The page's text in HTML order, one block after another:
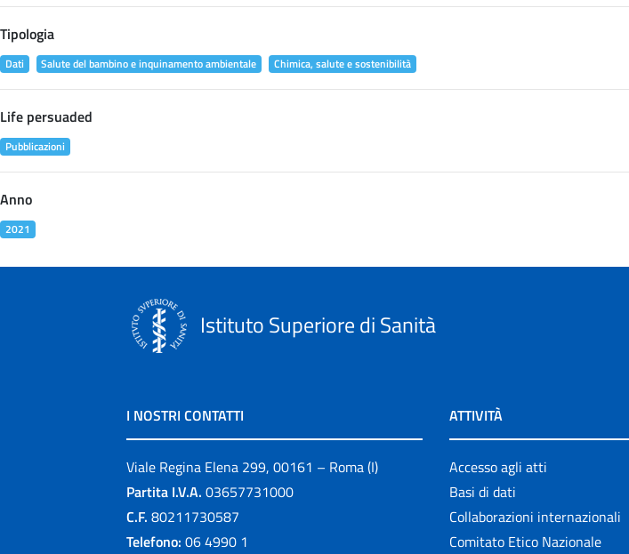
Tipologia
Dati Salute del bambino e inquinamento ambientale Chimica, salute e sostenibilità
Life persuaded
Pubblicazioni
Anno
2021
Istituto Superiore di Sanità
I NOSTRI CONTATTI
Viale Regina Elena 299, 00161 – Roma (I)
Partita I.V.A. 03657731000
C.F. 80211730587
Telefono: 06 4990 1
ATTIVITÀ
Accesso agli atti
Basi di dati
Collaborazioni internazionali
Comitato Etico Nazionale